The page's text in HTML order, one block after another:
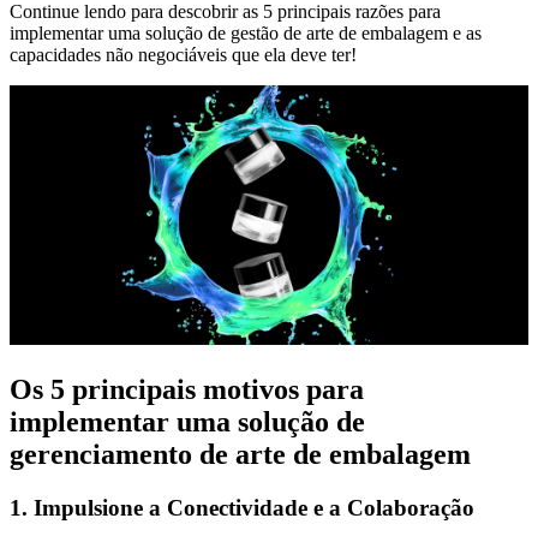
Continue lendo para descobrir as 5 principais razões para
implementar uma solução de gestão de arte de embalagem e as
capacidades não negociáveis que ela deve ter!
Os 5 principais motivos para
implementar uma solução de
gerenciamento de arte de embalagem
1. Impulsione a Conectividade e a Colaboração